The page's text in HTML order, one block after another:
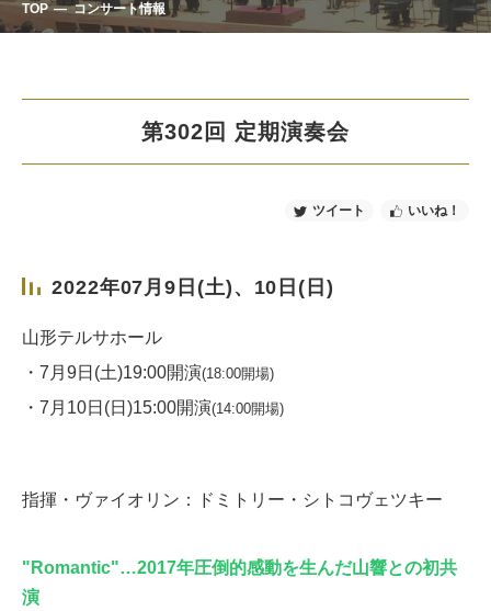
TOP コンサート情報
第302回 定期演奏会
ツイート いいね！
2022年07月9日(土)、10日(日)
山形テルサホール
・7月9日(土)19:00開演(18:00開場)
・7月10日(日)15:00開演(14:00開場)
指揮・ヴァイオリン：ドミトリー・シトコヴェツキー
"Romantic"…2017年圧倒的感動を生んだ山響との初共
演